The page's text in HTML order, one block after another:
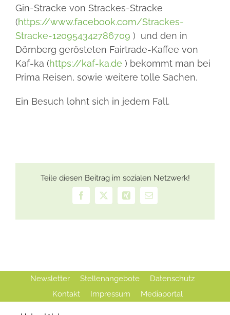
Gin-Stracke von Strackes-Stracke
(https://www.facebook.com/Strackes-
Stracke-120954342786709 ) und den in
Dörnberg gerösteten Fairtrade-Kaffee von
Kaf-ka (https://kaf-ka.de ) bekommt man bei
Prima Reisen, sowie weitere tolle Sachen.
Ein Besuch lohnt sich in jedem Fall.
Teile diesen Beitrag im sozialen Netzwerk!
Facebook
X Xing
E-
Mail
Newsletter Stellenangebote
Datenschutz
Kontakt
Impressum Mediaportal